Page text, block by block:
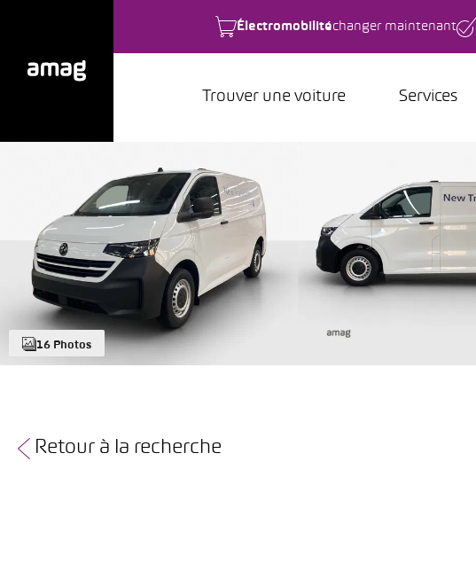
Électromobilitéchanger maintenant
Trouver une voiture Services
16 Photos
Retour à la recherche